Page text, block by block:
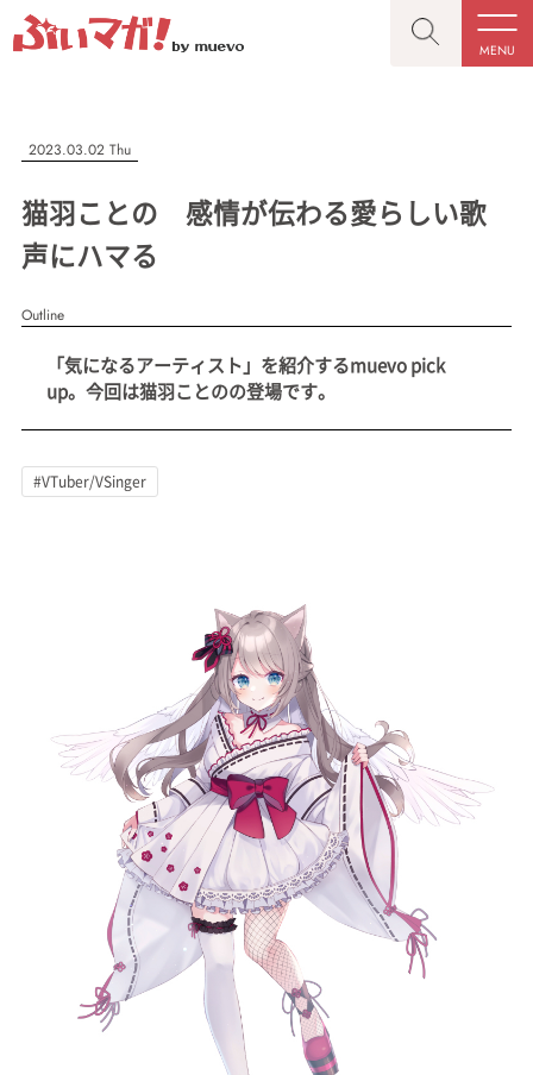
MENU
CLOSE
記事を検索する
人気ワード
#VTuber/VSinger #男性 #女性 #バ美肉 #男の娘
#Vtuberグループ
CLOSE
“推しへの応援を形にする”VTuber専門メディア
MENU
記事一覧
会社概要
muevoクラウドファンディング
muevoコミュニティ
ぶいクラ！by muevo
FUKAKACHI+
Official SNS
2023.03.02 Thu
猫羽ことの 感情が伝わる愛らしい歌
声にハマる
Outline
「気になるアーティスト」を紹介するmuevo pick
up。今回は猫羽ことのの登場です。
#VTuber/VSinger